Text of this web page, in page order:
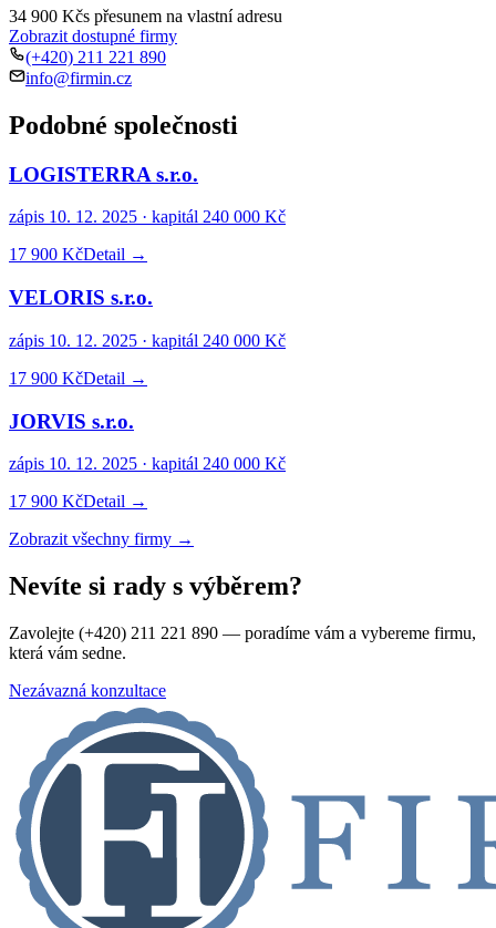
34 900 Kčs přesunem na vlastní adresu
Zobrazit dostupné firmy
(+420) 211 221 890
info@firmin.cz
Podobné společnosti
LOGISTERRA s.r.o.
zápis 10. 12. 2025 · kapitál 240 000 Kč
17 900 KčDetail →
VELORIS s.r.o.
zápis 10. 12. 2025 · kapitál 240 000 Kč
17 900 KčDetail →
JORVIS s.r.o.
zápis 10. 12. 2025 · kapitál 240 000 Kč
17 900 KčDetail →
Zobrazit všechny firmy →
Nevíte si rady s výběrem?
Zavolejte (+420) 211 221 890 — poradíme vám a vybereme firmu,
která vám sedne.
Nezávazná konzultace